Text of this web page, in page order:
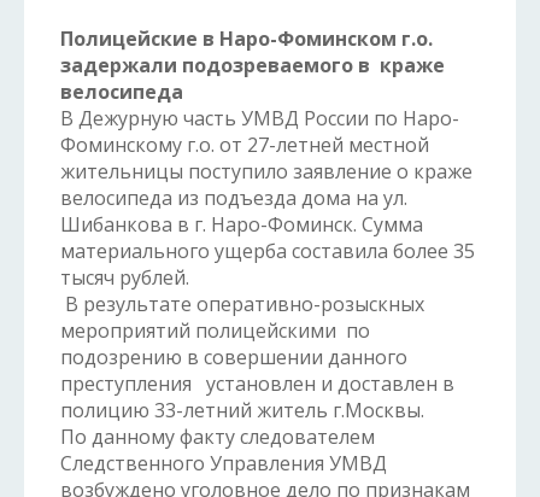
Полицейские в Наро-Фоминском г.о.
задержали подозреваемого в краже
велосипеда
В Дежурную часть УМВД России по Наро-
Фоминскому г.о. от 27-летней местной
жительницы поступило заявление о краже
велосипеда из подъезда дома на ул.
Шибанкова в г. Наро-Фоминск. Сумма
материального ущерба составила более 35
тысяч рублей.
В результате оперативно-розыскных
мероприятий полицейскими по
подозрению в совершении данного
преступления установлен и доставлен в
полицию 33-летний житель г.Москвы.
По данному факту следователем
Следственного Управления УМВД
возбуждено уголовное дело по признакам